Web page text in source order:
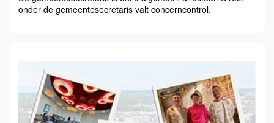
onder de gemeentesecretaris valt concerncontrol.